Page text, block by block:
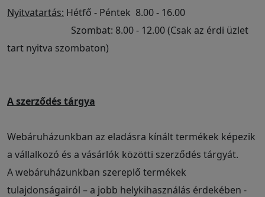
Nyitvatartás: Hétfő - Péntek 8.00 - 16.00
Szombat: 8.00 - 12.00 (Csak az érdi üzlet
tart nyitva szombaton)
A szerződés tárgya
Webáruházunkban az eladásra kínált termékek képezik
a vállalkozó és a vásárlók közötti szerződés tárgyát.
A webáruházunkban szereplő termékek
tulajdonságairól – a jobb helykihasználás érdekében -